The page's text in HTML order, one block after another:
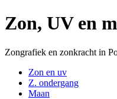
Zon, UV en
Zongrafiek en zonkracht in
Zon en uv
Z. ondergang
Maan